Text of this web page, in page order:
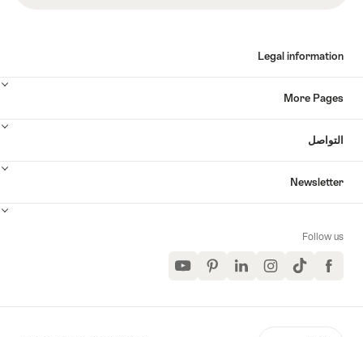
Legal information
More Pages
التواصل
Newsletter
Follow us
Facebook
TikTok
Instagram
LinkedIn
Pinterest
YouTube